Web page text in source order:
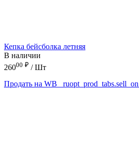
Кепка бейсболка летняя
В наличии
26000 ₽ / Шт
Продать на WB